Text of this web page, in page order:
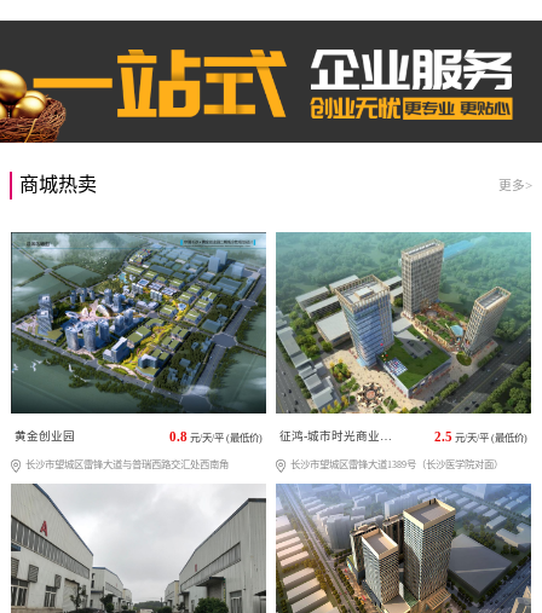
商城热卖 更多>
黄金创业园 0.8 元/天/平 (最低价)
长沙市望城区雷锋大道与普瑞西路交汇处西南角
征鸿-城市时光商业广场 2.5 元/天/平 (最低价)
长沙市望城区雷锋大道1389号（长沙医学院对面）